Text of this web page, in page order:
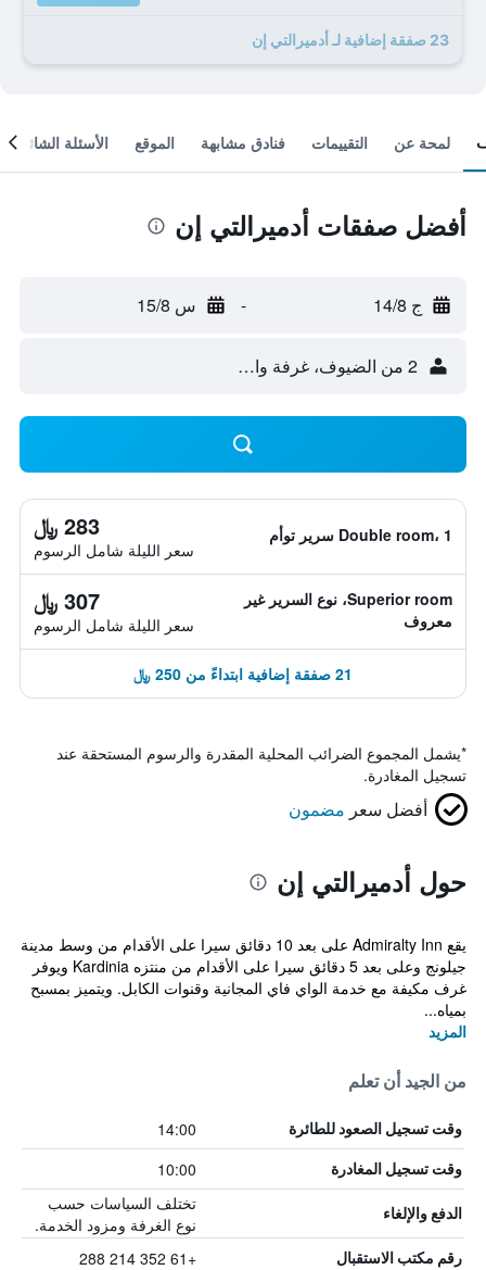
23 صفقة إضافية لـ أدميرالتي إن
لمحة عن التقييمات فنادق مشابهة الموقع الأسئلة الشائعة
أفضل صفقات أدميرالتي إن
ج 14/8 - س 15/8
2 من الضيوف، غرفة واحدة
Double room، 1 سرير توأم 283 ﷼
سعر الليلة شامل الرسوم
Superior room، نوع السرير غير
معروف
307 ﷼
سعر الليلة شامل الرسوم
21 صفقة إضافية ابتداءً من 250 ﷼
*يشمل المجموع الضرائب المحلية المقدرة والرسوم المستحقة عند
تسجيل المغادرة.
أفضل سعر مضمون
حول أدميرالتي إن
يقع Admiralty Inn على بعد 10 دقائق سيرا على الأقدام من وسط مدينة
جيلونج وعلى بعد 5 دقائق سيرا على الأقدام من منتزه Kardinia ويوفر
غرف مكيفة مع خدمة الواي فاي المجانية وقنوات الكابل. ويتميز بمسبح
بمياه...
المزيد
من الجيد أن تعلم
وقت تسجيل الصعود للطائرة 14:00
وقت تسجيل المغادرة 10:00
الدفع والإلغاء
تختلف السياسات حسب
نوع الغرفة ومزود الخدمة.
رقم مكتب الاستقبال +61 352 214 288